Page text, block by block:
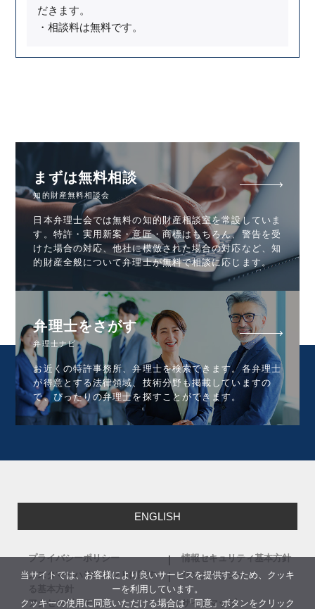
だきます。
・相談料は無料です。
まずは無料相談
知的財産無料相談会
日本弁理士会では無料の知的財産相談室を常設していま
す。特許・実用新案・意匠・商標はもちろん、警告を受
けた場合の対応、他社に模倣された場合の対応など、知
的財産全般について弁理士が無料で相談に応じます。
弁理士をさがす
弁理士ナビ
お近くの特許事務所、弁理士を検索できます。各弁理士
が得意とする法律領域、技術分野も掲載していますの
で、ぴったりの弁理士を探すことができます。
ENGLISH
プライバシーポリシー
情報セキュリティ基本方針
カスタマーハラスメントに関す
リンクポリシー
アクセシビリティ サイトマップ
当サイトでは、お客様により良いサービスを提供するため、クッキ
ーを利用しています。
クッキーの使用に同意いただける場合は「同意」ボタンをクリック